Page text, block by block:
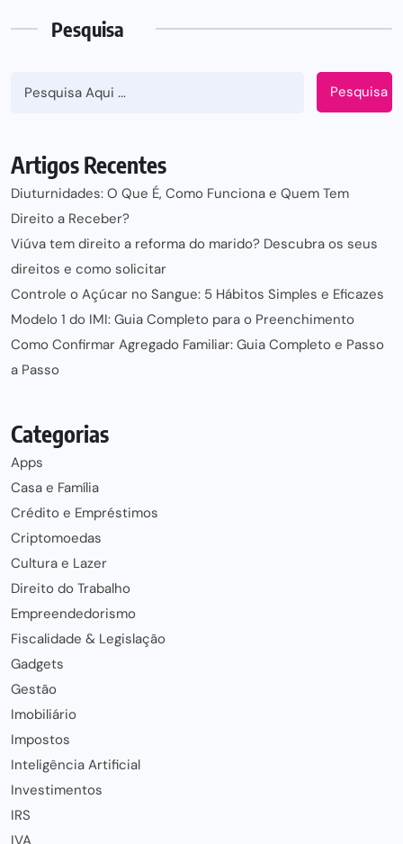
Pesquisa
Pesquisa
Artigos Recentes
Diuturnidades: O Que É, Como Funciona e Quem Tem
Direito a Receber?
Viúva tem direito a reforma do marido? Descubra os seus
direitos e como solicitar
Controle o Açúcar no Sangue: 5 Hábitos Simples e Eficazes
Modelo 1 do IMI: Guia Completo para o Preenchimento
Como Confirmar Agregado Familiar: Guia Completo e Passo
a Passo
Categorias
Apps
Casa e Família
Crédito e Empréstimos
Criptomoedas
Cultura e Lazer
Direito do Trabalho
Empreendedorismo
Fiscalidade & Legislação
Gadgets
Gestão
Imobiliário
Impostos
Inteligência Artificial
Investimentos
IRS
IVA